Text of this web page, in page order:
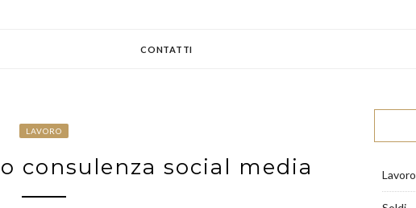
CONTATTI
LAVORO
consulenza social media Lavoro